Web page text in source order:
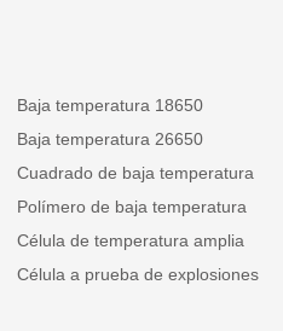
Baja temperatura 18650
Baja temperatura 26650
Cuadrado de baja temperatura
Polímero de baja temperatura
Célula de temperatura amplia
Célula a prueba de explosiones